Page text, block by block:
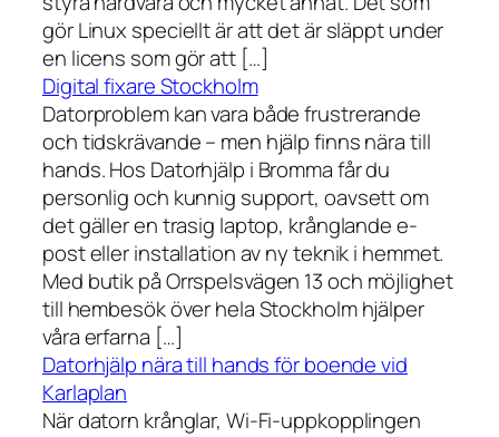
gör Linux speciellt är att det är släppt under
en licens som gör att […]
Digital fixare Stockholm
Datorproblem kan vara både frustrerande
och tidskrävande – men hjälp finns nära till
hands. Hos Datorhjälp i Bromma får du
personlig och kunnig support, oavsett om
det gäller en trasig laptop, krånglande e-
post eller installation av ny teknik i hemmet.
Med butik på Orrspelsvägen 13 och möjlighet
till hembesök över hela Stockholm hjälper
våra erfarna […]
Datorhjälp nära till hands för boende vid
Karlaplan
När datorn krånglar, Wi-Fi-uppkopplingen